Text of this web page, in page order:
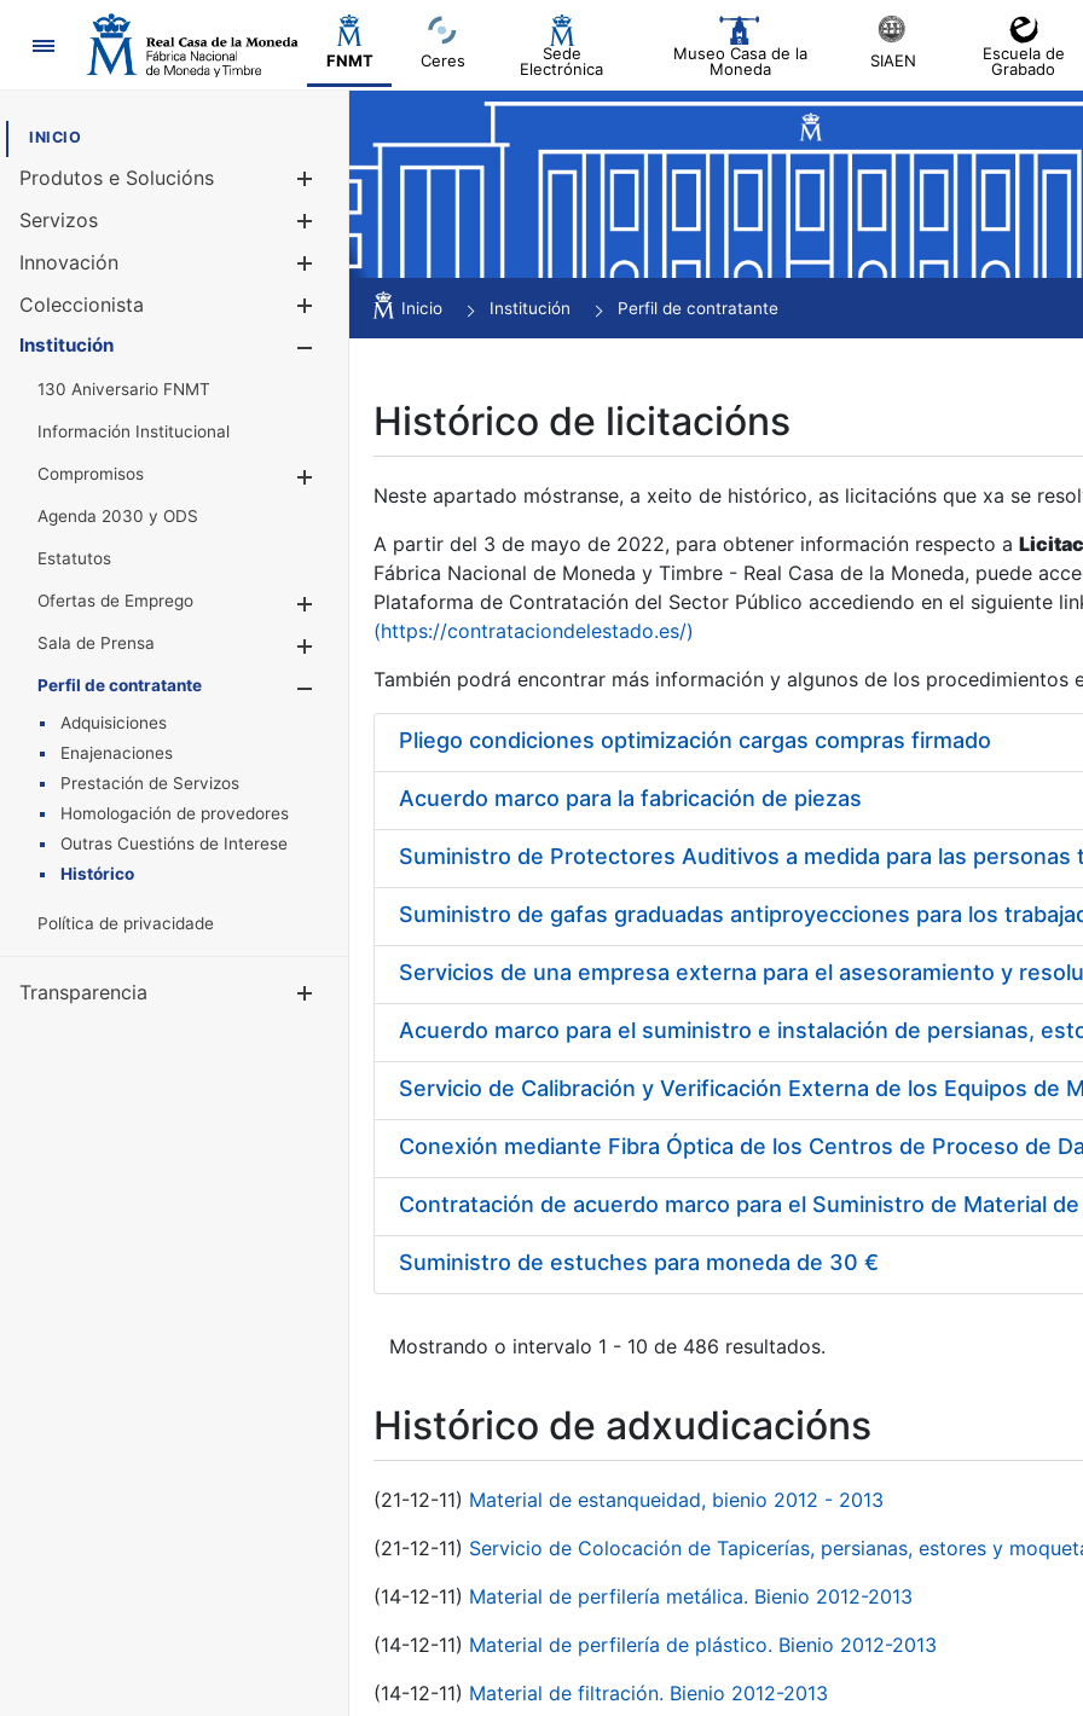
Navegación
FNMT Ceres
Sede
Electrónica
Museo Casa de la
Moneda
SIAEN
Escuela de
Grabado
INICIO
Produtos e Solucións
Mostrar/Ocultar
Servizos
Innovación
Coleccionista
Mostrar/Ocultar
Institución
130 Aniversario FNMT
Información Institucional
Compromisos
Agenda 2030 y ODS
Estatutos
Ofertas de Emprego
Mostrar/Ocultar
Sala de Prensa
Mostrar/Ocultar
Perfil de contratante
Mostrar/Ocultar
Adquisiciones
Enajenaciones
Prestación de Servizos
Homologación de provedores
Outras Cuestións de Interese
Histórico
Política de privacidade
Transparencia
Inicio Institución Perfil de contratante
Histórico de licitacións
Neste apartado móstranse, a xeito de histórico, as licitacións que xa se
A partir del 3 de mayo de 2022, para obtener información respecto a
Fábrica Nacional de Moneda y Timbre - Real Casa de la Moneda, puede
Plataforma de Contratación del Sector Público accediendo en el siguiente
(https://contrataciondelestado.es/)
También podrá encontrar más información y algunos de los procedimientos
Pliego condiciones optimización cargas compras firmado
Acuerdo marco para la fabricación de piezas
Acuerdo marco para el suministro e instalación de persianas,
Suministro de estuches para moneda de 30 €
Mostrando o intervalo 1 - 10 de 486 resultados.
Histórico de adxudicacións
(21-12-11) Material de estanqueidad, bienio 2012 - 2013
(21-12-11) Servicio de Colocación de Tapicerías, persianas, estores y
(14-12-11) Material de perfilería metálica. Bienio 2012-2013
(14-12-11) Material de perfilería de plástico. Bienio 2012-2013
(14-12-11) Material de filtración. Bienio 2012-2013